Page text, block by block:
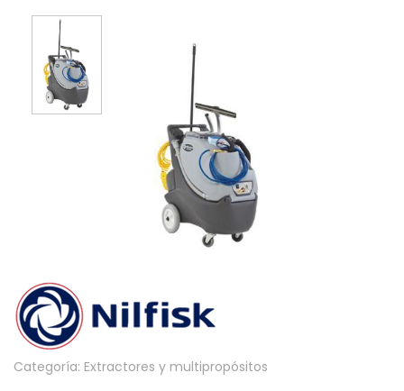
Categoría: Extractores y multipropósitos